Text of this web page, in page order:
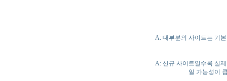
A: 대부분의 사이트는 기
A: 신규 사이트일수록 실
일 가능성이